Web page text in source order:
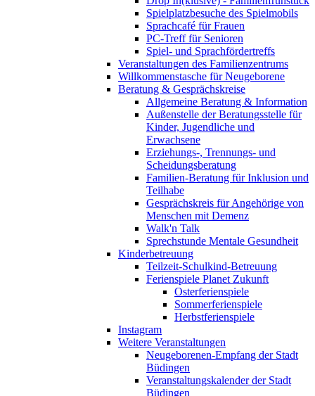
Spielplatzbesuche des Spielmobils
Sprachcafé für Frauen
PC-Treff für Senioren
Spiel- und Sprachfördertreffs
Veranstaltungen des Familienzentrums
Willkommenstasche für Neugeborene
Beratung & Gesprächskreise
Allgemeine Beratung & Information
Außenstelle der Beratungsstelle für
Kinder, Jugendliche und
Erwachsene
Erziehungs-, Trennungs- und
Scheidungsberatung
Familien-Beratung für Inklusion und
Teilhabe
Gesprächskreis für Angehörige von
Menschen mit Demenz
Walk'n Talk
Sprechstunde Mentale Gesundheit
Kinderbetreuung
Teilzeit-Schulkind-Betreuung
Ferienspiele Planet Zukunft
Osterferienspiele
Sommerferienspiele
Herbstferienspiele
Instagram
Weitere Veranstaltungen
Neugeborenen-Empfang der Stadt
Büdingen
Veranstaltungskalender der Stadt
Büdingen